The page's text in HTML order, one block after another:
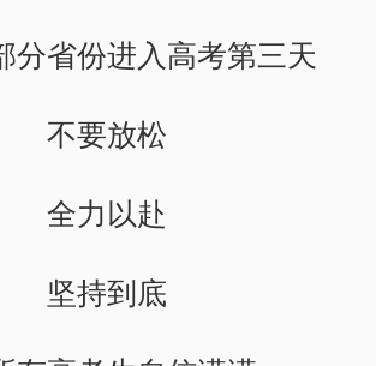
分省份进入高考第三天
不要放松
全力以赴
坚持到底